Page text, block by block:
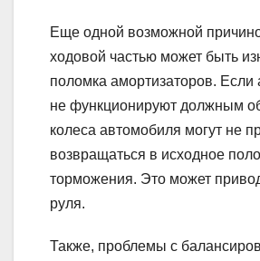
Еще одной возможной
ходовой частью может быть
поломка амортизаторов. Если
не функционируют должным
колеса автомобиля могут не
возвращаться в исходное
торможения. Это может
руля.
Также, проблемы с